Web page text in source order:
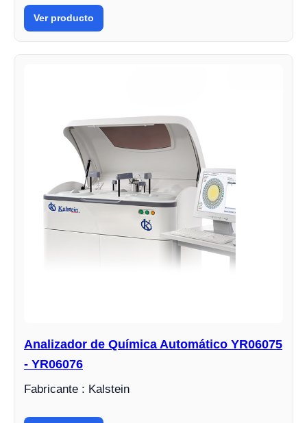
Ver producto
Analizador de Química Automático YR06075
- YR06076
Fabricante : Kalstein